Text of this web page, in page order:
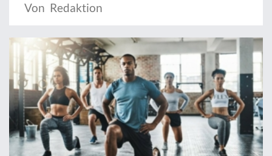
Von Redaktion